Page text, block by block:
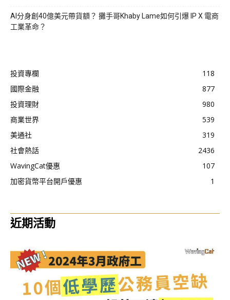
AI分身創40億美元帶貨額？ 攤手哥Khaby Lame如何引爆 IP X 電商
工業革命？
投資專欄
118
國際金融
877
投資理財
980
商業世界
539
美通社
319
社會熱話
2436
WavingCat優惠
107
加密貨幣平台開戶優惠
1
近期活動